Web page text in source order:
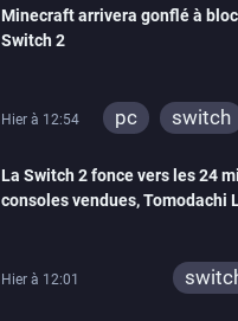
Minecraft arrivera gonflé à
Switch 2
Hier à 12:54 pc switch
wiiu
3ds
xbox 360
La Switch 2 fonce vers les 24
consoles vendues, Tomodachi
Hier à 12:01